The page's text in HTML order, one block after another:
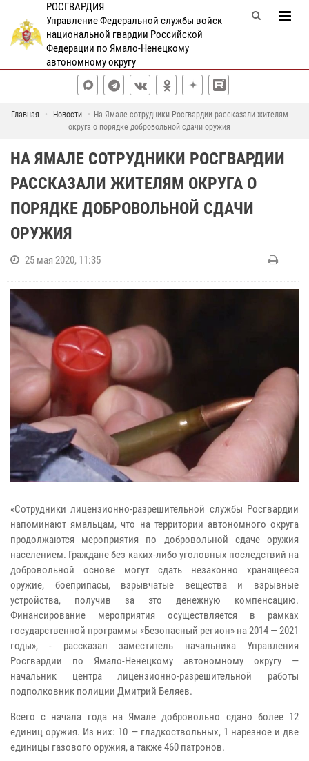
РОСГВАРДИЯ
Управление Федеральной службы войск
национальной гвардии Российской
Федерации по Ямало-Ненецкому
автономному округу
Главная Новости
На Ямале сотрудники Росгвардии рассказали жителям
округа о порядке добровольной сдачи оружия
НА ЯМАЛЕ СОТРУДНИКИ РОСГВАРДИИ
РАССКАЗАЛИ ЖИТЕЛЯМ ОКРУГА О
ПОРЯДКЕ ДОБРОВОЛЬНОЙ СДАЧИ
ОРУЖИЯ
25 мая 2020, 11:35
«Сотрудники лицензионно-разрешительной службы Росгвардии
напоминают ямальцам, что на территории автономного округа
продолжаются мероприятия по добровольной сдаче оружия
населением. Граждане без каких-либо уголовных последствий на
добровольной основе могут сдать незаконно хранящееся
оружие, боеприпасы, взрывчатые вещества и взрывные
устройства, получив за это денежную компенсацию.
Финансирование мероприятия осуществляется в рамках
государственной программы «Безопасный регион» на 2014 — 2021
годы», - рассказал заместитель начальника Управления
Росгвардии по Ямало-Ненецкому автономному округу —
начальник центра лицензионно-разрешительной работы
подполковник полиции Дмитрий Беляев.
Всего с начала года на Ямале добровольно сдано более 12
единиц оружия. Из них: 10 — гладкоствольных, 1 нарезное и две
единицы газового оружия, а также 460 патронов.